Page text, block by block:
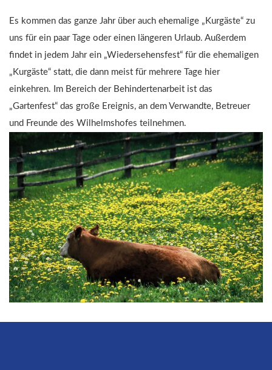
Es kommen das ganze Jahr über auch ehemalige „Kurgäste“ zu
uns für ein paar Tage oder einen längeren Urlaub. Außerdem
findet in jedem Jahr ein „Wiedersehensfest“ für die ehemaligen
„Kurgäste“ statt, die dann meist für mehrere Tage hier
einkehren. Im Bereich der Behindertenarbeit ist das
„Gartenfest“ das große Ereignis, an dem Verwandte, Betreuer
und Freunde des Wilhelmshofes teilnehmen.